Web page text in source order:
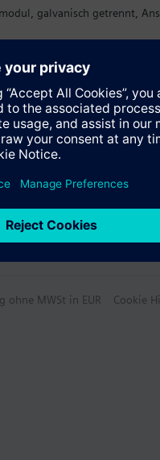
galvanisch getrennt,
ohne MWSt in EUR Cookie